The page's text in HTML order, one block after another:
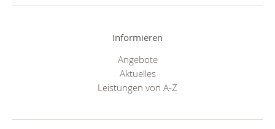
Informieren
Angebote
Aktuelles
Leistungen von A-Z